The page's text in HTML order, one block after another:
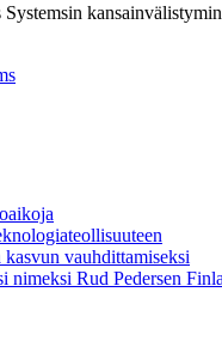
vauhdittamiseksi
nimeksi Rud Pedersen